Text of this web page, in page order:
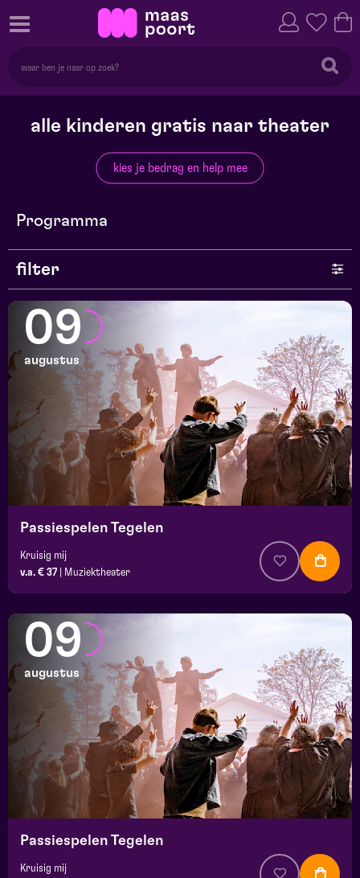
alle kinderen gratis naar theater
kies je bedrag en help mee
Programma
filter
genre
series en selecties
maand
prijs
locatie
09
augustus
Passiespelen Tegelen
Kruisig mij
v.a. € 37
Muziektheater
09
augustus
Passiespelen Tegelen
Kruisig mij